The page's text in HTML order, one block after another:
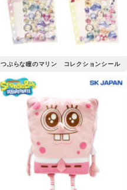
つぶらな瞳のマリン コレクションシール